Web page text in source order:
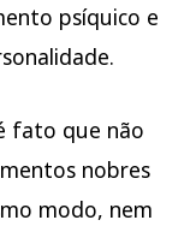
psíquico e
fato que não
nobres
modo, nem